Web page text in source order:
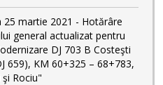
25 martie 2021 - Hotărâre
general actualizat pentru
DJ 703 B Costeşti
659), KM 60+325 – 68+783,
Rociu"